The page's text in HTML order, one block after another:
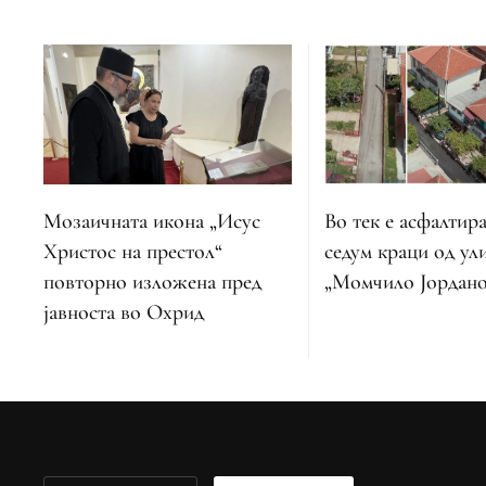
Мозаичната икона „Исус
Христос на престол“
повторно изложена пред
јавноста во Охрид
Во тек е
седум краци од
„Момчило